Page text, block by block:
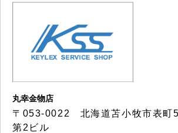
丸幸金物店
〒053-0022 北海道苫小牧市表
第2ビル